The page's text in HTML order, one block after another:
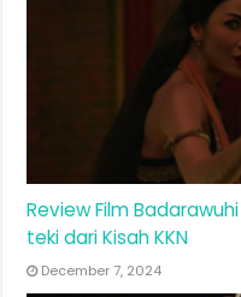
Review Film
teki dari Kisah KKN
December 7, 2024